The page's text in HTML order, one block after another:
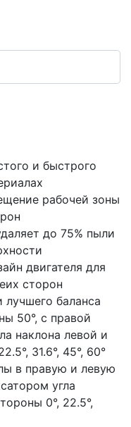
и быстрого
рабочей зоны
до 75% пыли
двигателя для
сторон
баланса
50°, с правой
наклона левой и
31.6°, 45°, 60°
в правую и левую
угла
0°, 22.5°,